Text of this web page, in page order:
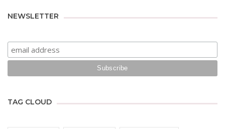
NEWSLETTER
TAG CLOUD